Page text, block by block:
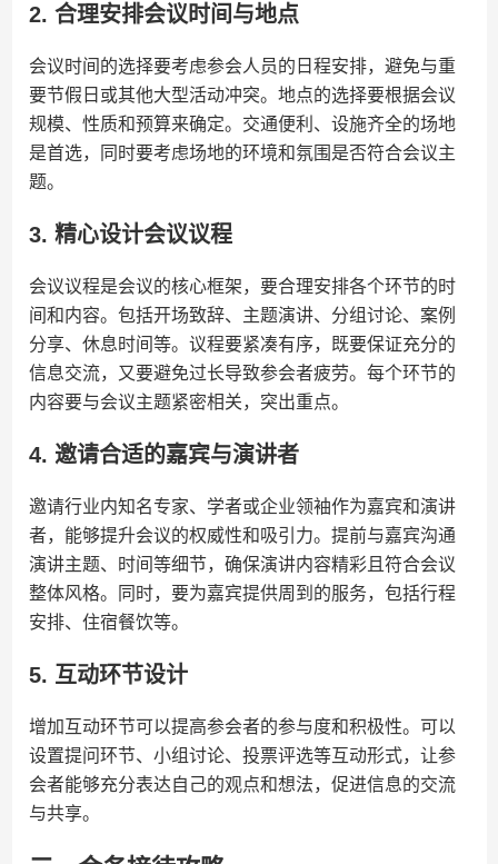
2. 合理安排会议时间与地点
会议时间的选择要考虑参会人员的日程安排，避免与重
要节假日或其他大型活动冲突。地点的选择要根据会议
规模、性质和预算来确定。交通便利、设施齐全的场地
是首选，同时要考虑场地的环境和氛围是否符合会议主
题。
3. 精心设计会议议程
会议议程是会议的核心框架，要合理安排各个环节的时
间和内容。包括开场致辞、主题演讲、分组讨论、案例
分享、休息时间等。议程要紧凑有序，既要保证充分的
信息交流，又要避免过长导致参会者疲劳。每个环节的
内容要与会议主题紧密相关，突出重点。
4. 邀请合适的嘉宾与演讲者
邀请行业内知名专家、学者或企业领袖作为嘉宾和演讲
者，能够提升会议的权威性和吸引力。提前与嘉宾沟通
演讲主题、时间等细节，确保演讲内容精彩且符合会议
整体风格。同时，要为嘉宾提供周到的服务，包括行程
安排、住宿餐饮等。
5. 互动环节设计
增加互动环节可以提高参会者的参与度和积极性。可以
设置提问环节、小组讨论、投票评选等互动形式，让参
会者能够充分表达自己的观点和想法，促进信息的交流
与共享。